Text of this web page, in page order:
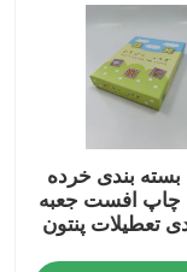
بسته بندی خرده
افست جعبه
تعطیلات پنتون